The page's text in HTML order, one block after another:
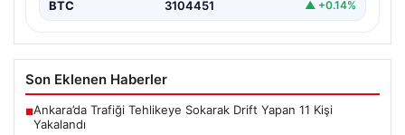
BTC 3104451 ▲ +0.14%
Son Eklenen Haberler
■Ankara’da Trafiği Tehlikeye Sokarak Drift Yapan 11 Kişi
Yakalandı